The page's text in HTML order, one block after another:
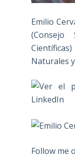
Emilio
(Consejo
Naturales
Follow me